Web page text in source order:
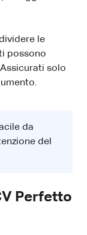
le
possono
solo
da
del
Perfetto